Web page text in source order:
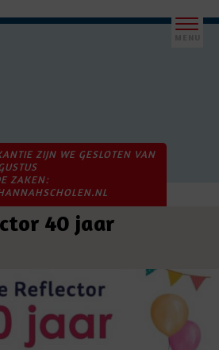
ZIJN WE GESLOTEN VAN
ZAKEN:
40 jaar